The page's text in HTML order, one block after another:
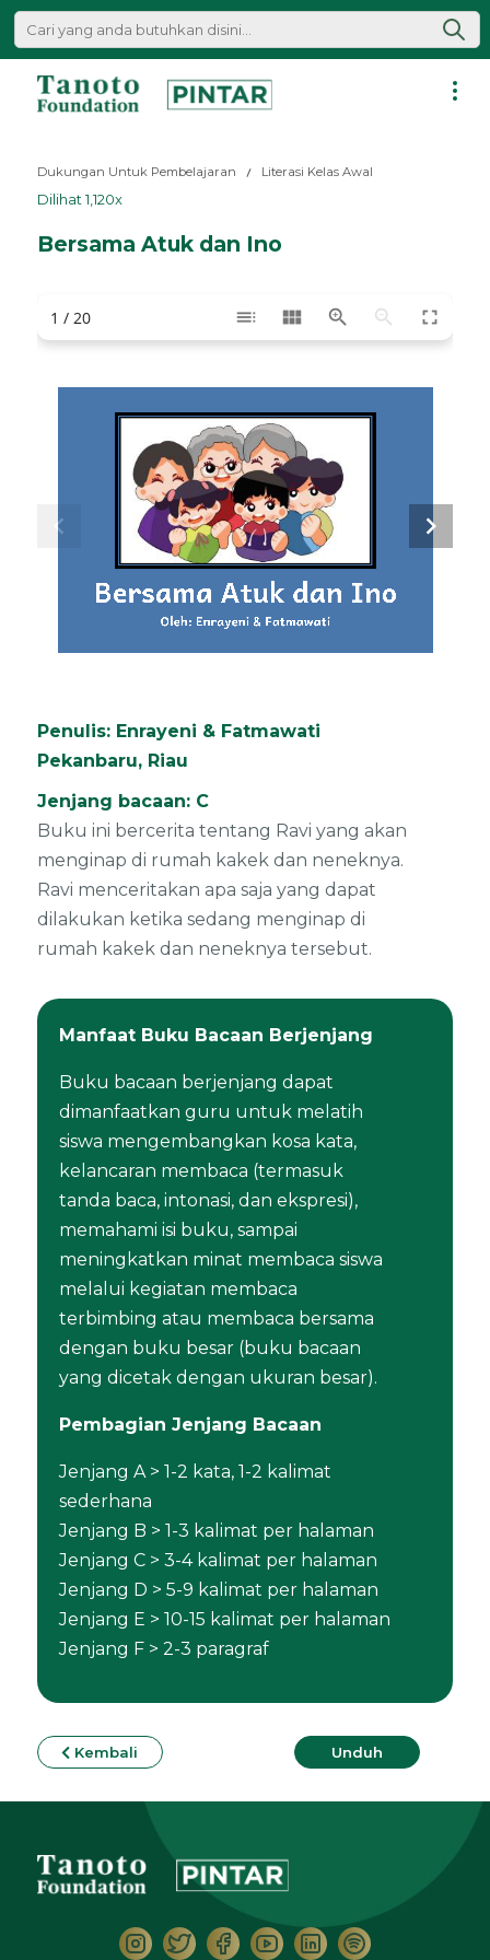
Lewati
|
Tanoto
Dukungan Untuk Pembelajaran Literasi Kelas Awal
Dilihat 1,120x
Bersama Atuk dan Ino
Oleh: Enrayeni & Fatmawati
Bersama Atuk dan Ino
chevron_right
chevron_left
toc view_module
1 / 20 zoom_in zoom_out fullscreen
Penulis: Enrayeni & Fatmawati
Pekanbaru, Riau
Jenjang bacaan: C
Buku ini bercerita tentang Ravi yang akan
menginap di rumah kakek dan neneknya.
Ravi menceritakan apa saja yang dapat
dilakukan ketika sedang menginap di
rumah kakek dan neneknya tersebut.
Manfaat Buku Bacaan Berjenjang
Buku bacaan berjenjang dapat
dimanfaatkan guru untuk melatih
siswa mengembangkan kosa kata,
kelancaran membaca (termasuk
tanda baca, intonasi, dan ekspresi),
memahami isi buku, sampai
meningkatkan minat membaca siswa
melalui kegiatan membaca
terbimbing atau membaca bersama
dengan buku besar (buku bacaan
yang dicetak dengan ukuran besar).
Pembagian Jenjang Bacaan
Jenjang A > 1-2 kata, 1-2 kalimat
sederhana
Jenjang B > 1-3 kalimat per halaman
Jenjang C > 3-4 kalimat per halaman
Jenjang D > 5-9 kalimat per halaman
Jenjang E > 10-15 kalimat per halaman
Jenjang F > 2-3 paragraf
Kembali Unduh